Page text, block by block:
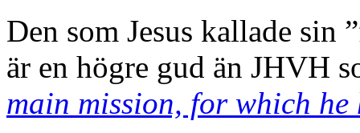
Den som Jesus kallade sin
är en högre gud än JHVH
main mission, for which he